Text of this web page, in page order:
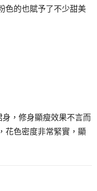
色的也賦予了不少甜美
，修身顯瘦效果不言而
花色密度非常緊實，顯